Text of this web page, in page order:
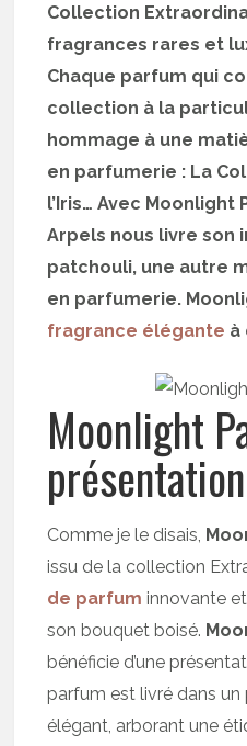
Collection
fragrances rares et
Chaque parfum qui
collection à la
hommage à une
en parfumerie : La
l’Iris… Avec Moonlight
Arpels nous livre son
patchouli, une autre
en parfumerie.
fragrance élégante à
Moonlight
présentation
Comme je le disais,
issu de la collection
de parfum innovante
son bouquet boisé.
bénéficie d’une
parfum est livré dans
élégant, arborant une